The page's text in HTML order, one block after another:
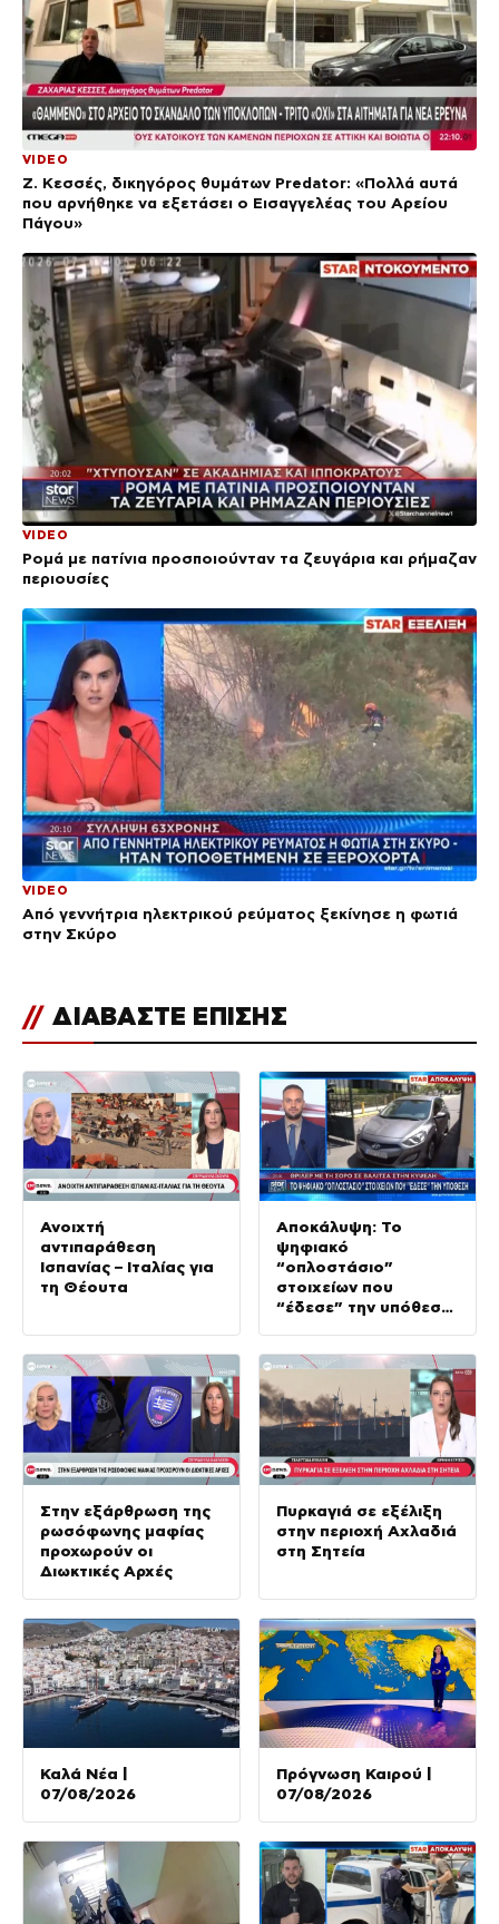
VIDEO
Ζ. Κεσσές, δικηγόρος θυμάτων Predator: «Πολλά αυτά
που αρνήθηκε να εξετάσει ο Εισαγγελέας του Αρείου
Πάγου»
VIDEO
Ρομά με πατίνια προσποιούνταν τα ζευγάρια και ρήμαζαν
περιουσίες
VIDEO
Από γεννήτρια ηλεκτρικού ρεύματος ξεκίνησε η φωτιά
στην Σκύρο
// ΔΙΑΒΑΣΤΕ ΕΠΙΣΗΣ
Ανοιχτή
αντιπαράθεση
Ισπανίας – Ιταλίας για
τη Θέουτα
Αποκάλυψη: Το
ψηφιακό
“οπλοστάσιο”
στοιχείων που
“έδεσε” την υπόθεση
Στην εξάρθρωση της
ρωσόφωνης μαφίας
προχωρούν οι
Διωκτικές Αρχές
Πυρκαγιά σε εξέλιξη
στην περιοχή Αχλαδιά
στη Σητεία
Καλά Νέα |
07/08/2026
Πρόγνωση Καιρού |
07/08/2026